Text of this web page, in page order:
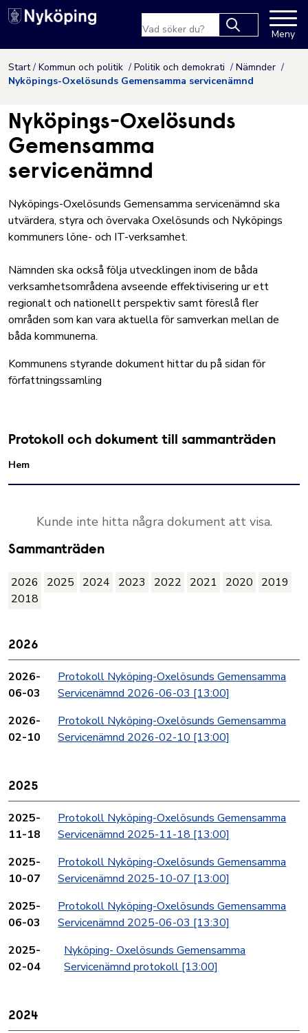
Hoppa till innehåll
Nyköpings kommuns
results.
Meny
Start Kommun och politik Politik och demokrati
Nämnder
Nyköpings-Oxelösunds Gemensamma servicenämnd
Nyköpings-Oxelösunds
Gemensamma
servicenämnd
Nyköpings-Oxelösunds Gemensamma servicenämnd ska
utvärdera, styra och övervaka Oxelösunds och Nyköpings
kommuners löne- och IT-verksamhet.
Nämnden ska också följa utvecklingen inom de båda
verksamhetsområdena avseende effektivisering ur ett
regionalt och nationellt perspektiv samt föreslå fler
områden som kan vara aktuella för samverkan mellan de
båda kommunerna.
Kommunens styrande dokument hittar du på sidan för
författningssamling
Protokoll och dokument till sammanträden
Hem
Kunde inte hitta några dokument att visa.
Sammanträden
2026 2025 2024 2023 2022 2021 2020
2019
2018
2026
2026-
06-03
Protokoll Nyköping-Oxelösunds Gemensamma
Servicenämnd 2026-06-03 [13:00]
2026-
02-10
Protokoll Nyköping-Oxelösunds Gemensamma
Servicenämnd 2026-02-10 [13:00]
2025
2025-
11-18
Protokoll Nyköping-Oxelösunds Gemensamma
Servicenämnd 2025-11-18 [13:00]
2025-
10-07
Protokoll Nyköping-Oxelösunds Gemensamma
Servicenämnd 2025-10-07 [13:00]
2025-
06-03
Protokoll Nyköping-Oxelösunds Gemensamma
Servicenämnd 2025-06-03 [13:30]
2025-
02-04
Nyköping- Oxelösunds Gemensamma
Servicenämnd protokoll [13:00]
2024